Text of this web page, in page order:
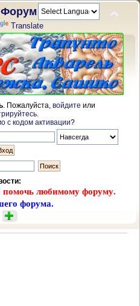
Translate
. Пожалуйста, войдите или
с кодом активации?
помочь любимому форуму.
форума.